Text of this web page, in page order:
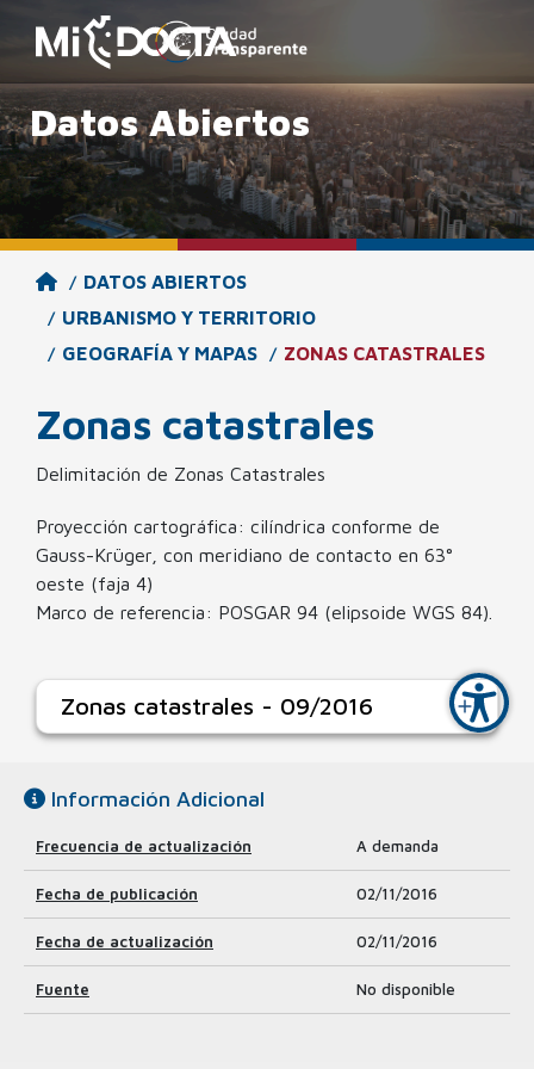
Datos Abiertos
Información Adicional
Frecuencia de actualización A demanda
Fecha de publicación 02/11/2016
Fecha de actualización 02/11/2016
Fuente No disponible
DATOS ABIERTOS
URBANISMO Y TERRITORIO
GEOGRAFÍA Y MAPAS
ZONAS CATASTRALES
Zonas catastrales
Delimitación de Zonas Catastrales
Proyección cartográfica: cilíndrica conforme de
Gauss-Krüger, con meridiano de contacto en 63°
oeste (faja 4)
Marco de referencia: POSGAR 94 (elipsoide WGS 84).
Zonas catastrales - 09/2016